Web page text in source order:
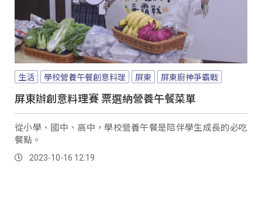
生活 學校營養午餐創意料理 屏東 屏東廚神爭霸戰
屏東辦創意料理賽 票選納營養午餐菜單
從小學、國中、高中，學校營養午餐是陪伴學生成長的必吃
餐點。
2023-10-16 12:19